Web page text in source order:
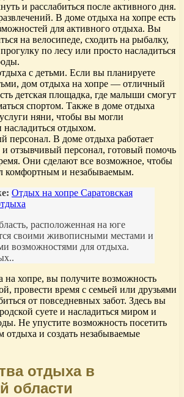
и расслабиться после активного дня.
В доме отдыха на хопре есть
для активного отдыха. Вы
на велосипеде, сходить на рыбалку,
по лесу или просто насладиться
с детьми. Если вы планируете
дом отдыха на хопре — отличный
детская площадка, где малыши смогут
спортом. Также в доме отдыха
няни, чтобы вы могли
насладиться отдыхом.
персонал. В доме отдыха работает
отзывчивый персонал, готовый помочь
Они сделают все возможное, чтобы
комфортным и незабываемым.
Отдых на хопре Саратовская
расположенная на юге
своими живописными местами и
возможностями для отдыха.
хопре, вы получите возможность
провести время с семьей или друзьями
от повседневных забот. Здесь вы
суете и насладиться миром и
Не упустите возможность посетить
отдыха и создать незабываемые
отдыха в
области